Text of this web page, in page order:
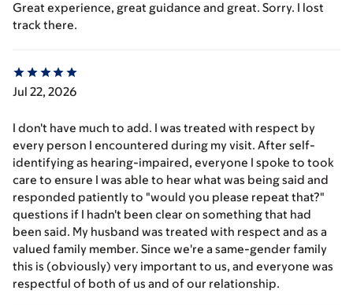
Great experience, great guidance and great. Sorry. I lost
track there.
Jul 22, 2026
I don't have much to add. I was treated with respect by
every person I encountered during my visit. After self-
identifying as hearing-impaired, everyone I spoke to took
care to ensure I was able to hear what was being said and
responded patiently to "would you please repeat that?"
questions if I hadn't been clear on something that had
been said. My husband was treated with respect and as a
valued family member. Since we're a same-gender family
this is (obviously) very important to us, and everyone was
respectful of both of us and of our relationship.